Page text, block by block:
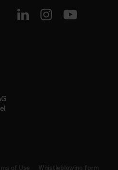
of Use Whistleblowing form